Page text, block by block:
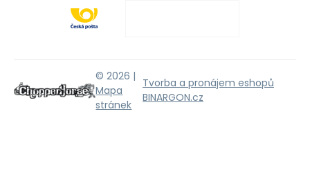
© 2026 |
Mapa
stránek
Tvorba a pronájem eshopů
BINARGON.cz